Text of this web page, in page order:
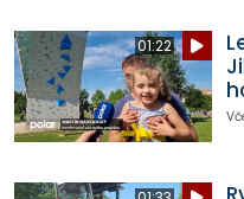
01:22